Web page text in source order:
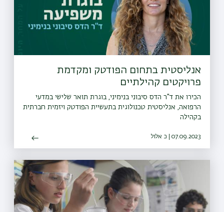
אנליסטית בתחום הפודטק ומקדמת
פרויקטים קהילתיים
הכירו את ד"ר הדס סיבוני בנימיני, בוגרת תואר שלישי במדעי
הרפואה, אנליסטית טכנולוגית בתעשיית הפודטק ויזמית חברתית
בקהילה
07.09.2023 | כ אלול